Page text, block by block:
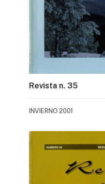
Revista n. 35
INVIERNO 2001